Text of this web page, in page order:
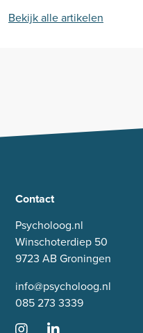
Bekijk alle artikelen
Contact
Psycholoog.nl
Winschoterdiep 50
9723 AB Groningen
info@psycholoog.nl
085 273 3339